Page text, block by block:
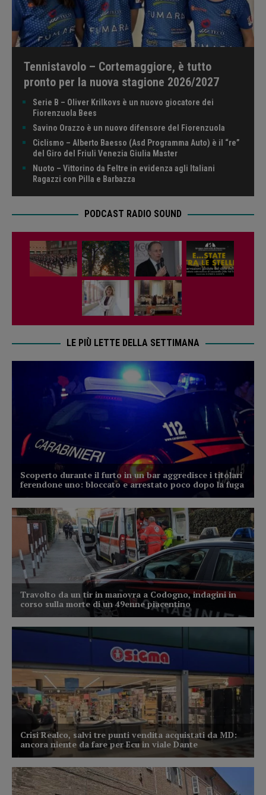
Tennistavolo – Cortemaggiore, è tutto
pronto per la nuova stagione 2026/2027
Serie B – Oliver Krilkovs è un nuovo giocatore dei
Fiorenzuola Bees
Savino Orazzo è un nuovo difensore del Fiorenzuola
Ciclismo – Alberto Baesso (Asd Programma Auto) è il “re”
del Giro del Friuli Venezia Giulia Master
Nuoto – Vittorino da Feltre in evidenza agli Italiani
Ragazzi con Pilla e Barbazza
PODCAST RADIO SOUND
LE PIÙ LETTE DELLA SETTIMANA